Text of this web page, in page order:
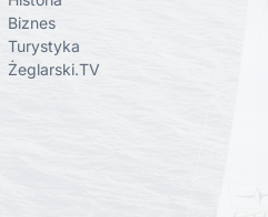
Biznes
Turystyka
Żeglarski.TV